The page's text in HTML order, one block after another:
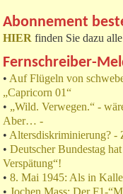
Abonnement
HIER finden Sie dazu
Fernschreiber-
• Auf Flügeln von
„Capricorn 01“
• „Wild. Verwegen.“ -
Aber… -
• Altersdiskriminierung? -
• Deutscher Bundestag
Verspätung“!
• 8. Mai 1945: Als in